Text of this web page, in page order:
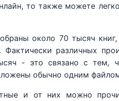
то также можете
около 70 тысяч
различных
- это связано с тем,
обычно одним
и от них можно